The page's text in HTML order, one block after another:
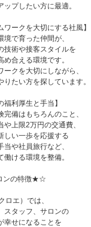
ップしたい方に最適。
ワークを大切にする社風】
境で育った仲間が、
技術や接客スタイルを
め合える環境です。
ークを大切にしながら、
りたい方を探しています。
福利厚生と手当】
完備はもちろんのこと、
や上限2万円の交通費、
しい一歩を応援する
当や社員旅行など、
働ける環境を整備。
ンの特徴★☆
ロエ）では、
スタッフ、サロンの
幸せになることを